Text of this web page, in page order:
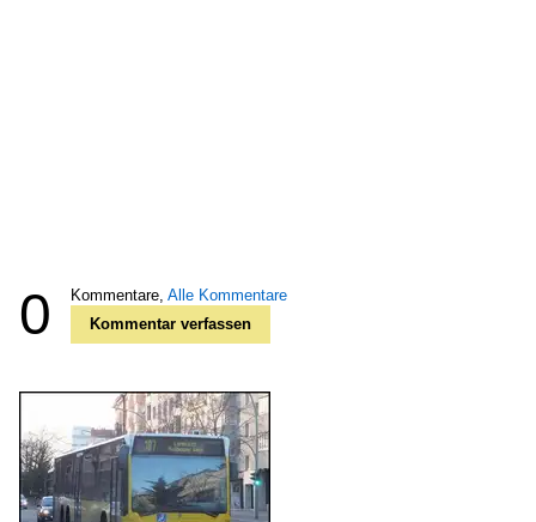
0 Kommentare, Alle Kommentare
Kommentar verfassen